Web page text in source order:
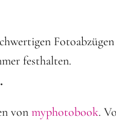
festhalten.
von myphotobook.